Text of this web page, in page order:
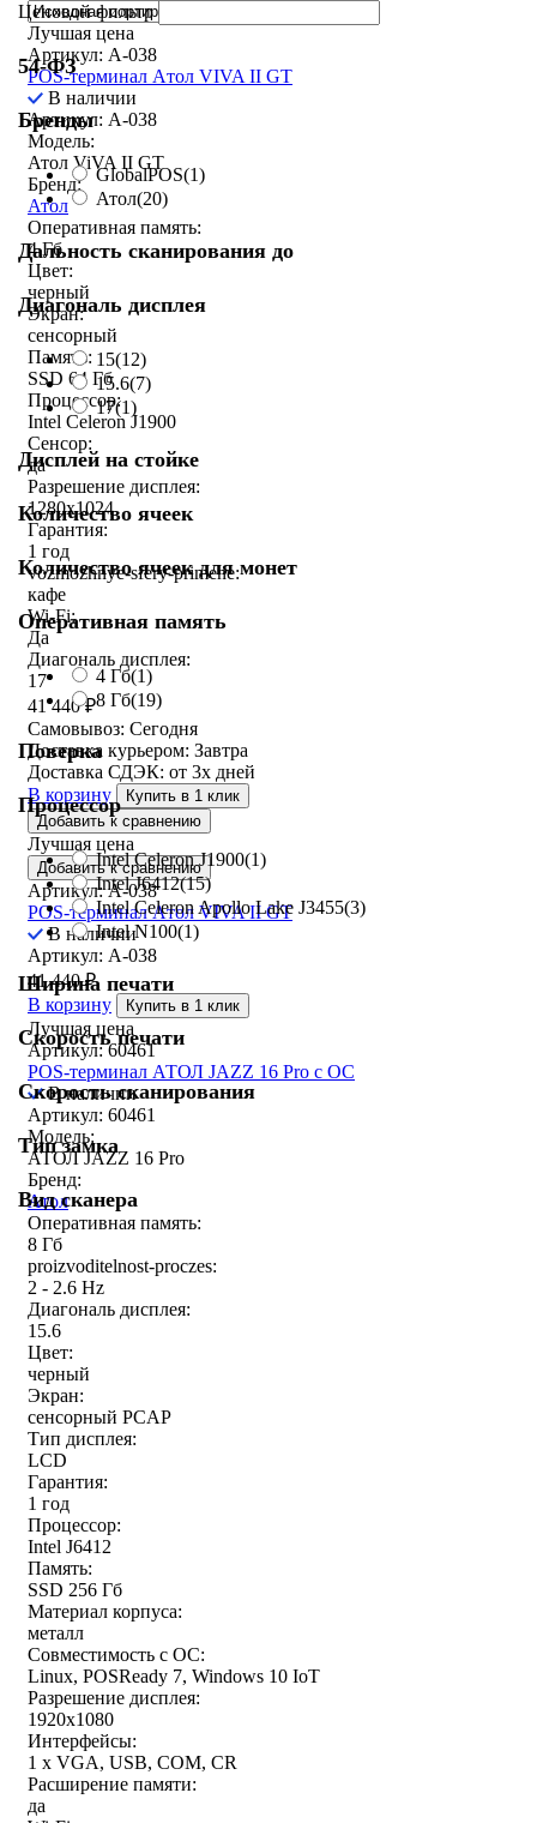
Ценовой фильтр
54-ФЗ
Бренды
GlobalPOS(1)
Атол(20)
Дальность сканирования до
Диагональ дисплея
15(12)
15.6(7)
17(1)
Дисплей на стойке
Количество ячеек
Количество ячеек для монет
Оперативная память
4 Гб(1)
8 Гб(19)
Поверка
Процессор
Intel Celeron J1900(1)
Intel J6412(15)
Intel Celeron Apollo Lake J3455(3)
Intel N100(1)
Ширина печати
Скорость печати
Скорость сканирования
Тип замка
Вид сканера
Лучшая цена
Артикул: A-038
POS-терминал Aтол VIVA II GT
В наличии
Артикул: A-038
Модель:
Атол ViVA II GT
Бренд:
Атол
Оперативная память:
4 Гб
Цвет:
черный
Экран:
сенсорный
Память:
SSD 64 Гб
Процессор:
Intel Celeron J1900
Сенсор:
да
Разрешение дисплея:
1280x1024
Гарантия:
1 год
vozmozhnye-sfery-primene:
кафе
Wi-Fi:
Да
Диагональ дисплея:
17
41 440₽
Самовывоз: Сегодня
Доставка курьером: Завтра
Доставка СДЭК: от 3х дней
В корзину
Купить в 1 клик
Добавить к сравнению
Лучшая цена
Добавить к сравнению
Артикул: A-038
POS-терминал Aтол VIVA II GT
В наличии
Артикул: A-038
41 440₽
В корзину
Купить в 1 клик
Лучшая цена
Артикул: 60461
POS-терминал АТОЛ JAZZ 16 Pro с ОС
В наличии
Артикул: 60461
Модель:
АТОЛ JAZZ 16 Pro
Бренд:
Атол
Оперативная память:
8 Гб
proizvoditelnost-proczes:
2 - 2.6 Hz
Диагональ дисплея:
15.6
Цвет:
черный
Экран:
сенсорный PCAP
Тип дисплея:
LCD
Гарантия:
1 год
Процессор:
Intel J6412
Память:
SSD 256 Гб
Материал корпуса:
металл
Совместимость с ОС:
Linux, POSReady 7, Windows 10 IoT
Разрешение дисплея:
1920x1080
Интерфейсы:
1 x VGA, USB, COM, CR
Расширение памяти:
да